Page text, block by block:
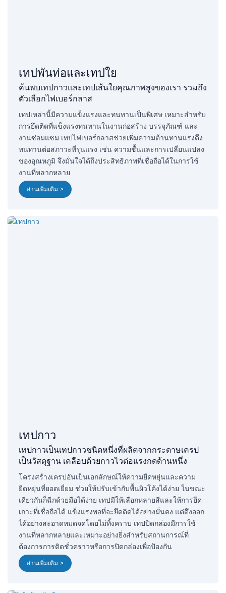
เทปพันท่อและเทปใย
ค้นพบเทปกาวและเทปเส้นใยคุณภาพสูงของเรา รวมถึง
ตัวเลือกไฟเบอร์กลาส
เทปเหล่านี้มีความแข็งแรงและทนทานเป็นพิเศษ เหมาะสำหรับ
การยึดติดที่แข็งแรงทนทานในงานก่อสร้าง บรรจุภัณฑ์ และ
งานซ่อมแซม เทปไฟเบอร์กลาสช่วยเพิ่มความต้านทานแรงดึง
ทนทานต่อสภาวะที่รุนแรง เช่น ความชื้นและการเปลี่ยนแปลง
ของอุณหภูมิ จึงมั่นใจได้ถึงประสิทธิภาพที่เชื่อถือได้ในการใช้
งานที่หลากหลาย
อ่านเพิ่มเติม >
เทปกาว
เทปกาวเป็นเทปกาวชนิดหนึ่งที่ผลิตจากกระดาษเครป
เป็นวัสดุฐาน เคลือบด้วยกาวไวต่อแรงกดด้านหนึ่ง
โครงสร้างเครปอันเป็นเอกลักษณ์ให้ความยืดหยุ่นและความ
ยืดหยุ่นที่ยอดเยี่ยม ช่วยให้ปรับเข้ากับพื้นผิวโค้งได้ง่าย ในขณะ
เดียวกันก็ฉีกด้วยมือได้ง่าย เทปมีให้เลือกหลายสีและให้การยึด
เกาะที่เชื่อถือได้ แข็งแรงพอที่จะยึดติดได้อย่างมั่นคง แต่ดึงออก
ได้อย่างสะอาดหมดจดโดยไม่ทิ้งคราบ เทปปิดกล่องมีการใช้
งานที่หลากหลายและเหมาะอย่างยิ่งสำหรับสถานการณ์ที่
ต้องการการติดชั่วคราวหรือการปิดกล่องเพื่อป้องกัน
อ่านเพิ่มเติม >